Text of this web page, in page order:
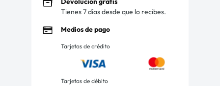
Tienes 7 días desde que lo recibes.
Medios de pago
Tarjetas de crédito
Tarjetas de débito